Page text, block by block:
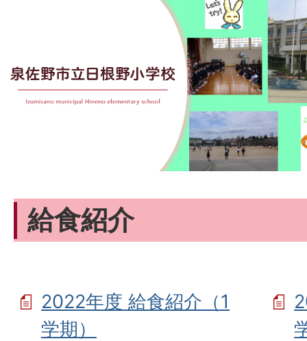
給食紹介
2022年度 給食紹介（1
学期）